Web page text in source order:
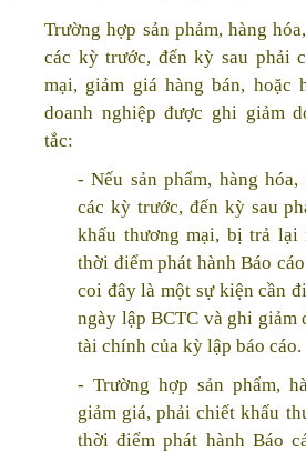
Trường hợp sản phảm, hàng
các kỳ trước, đến kỳ sau phải
mại, giảm giá hàng bán,
doanh nghiệp được ghi giảm
tắc:
- Nếu sản phẩm, hàng
các kỳ trước, đến kỳ sau
khấu thương mại, bị trả lại
thời điểm phát hành Báo
coi đây là một sự kiện cần
ngày lập BCTC và ghi giảm
tài chính của kỳ lập báo cáo.
- Trường hợp sản phẩm,
giảm giá, phải chiết khấu
thời điểm phát hành Báo